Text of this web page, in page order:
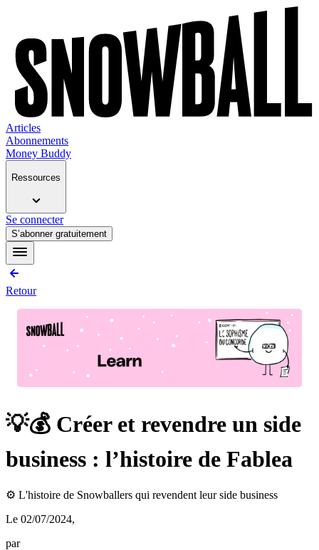
Articles
Abonnements
Money Buddy
Ressources
Se connecter
S’abonner gratuitement
Retour
💡💰 Créer et revendre un side
business : l’histoire de Fablea
⚙️ L'histoire de Snowballers qui revendent leur side business
Le 02/07/2024,
par